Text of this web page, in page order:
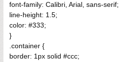
font-family: Calibri, Arial, sans-serif;
line-height: 1.5;
color: #333;
}
.container {
border: 1px solid #ccc;